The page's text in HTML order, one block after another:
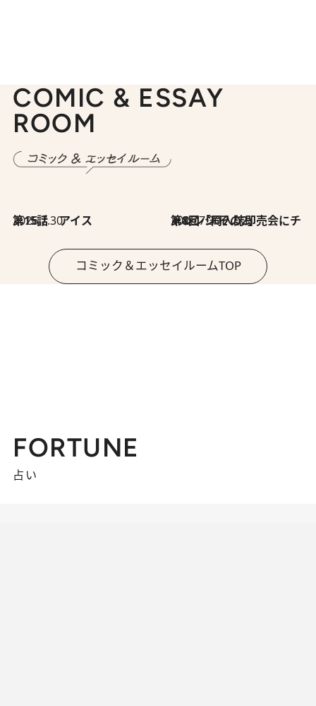
COMIC & ESSAY
ROOM
2026.7.30
第15話 アイス 2026.7.30
第8回「同人誌即売会にチャレンジ その2」
コミック＆エッセイルームTOP
FORTUNE
占い